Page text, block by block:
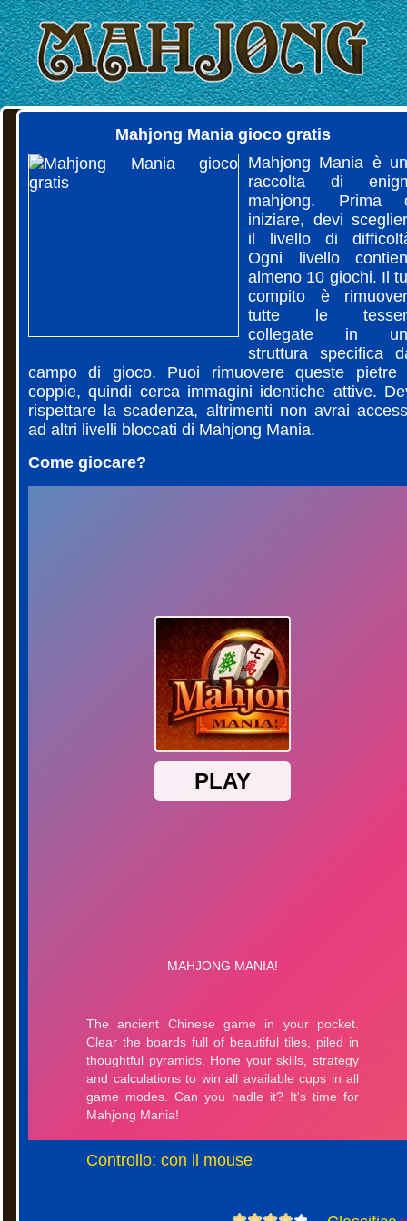
Mahjong Mania gioco gratis
Mahjong Mania è
raccolta di
mahjong. Prima
iniziare, devi
il livello di
Ogni livello
almeno 10 giochi. Il
compito è
tutte le
collegate in
struttura specifica
campo di gioco. Puoi rimuovere queste pietre
coppie, quindi cerca immagini identiche attive.
rispettare la scadenza, altrimenti non avrai
ad altri livelli bloccati di Mahjong Mania.
Come giocare?
Controllo: con il mouse